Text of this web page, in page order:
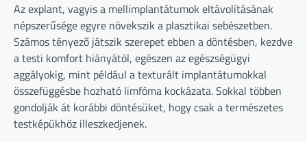
Az explant, vagyis a mellimplantátumok eltávolításának
népszerűsége egyre növekszik a plasztikai sebészetben.
Számos tényező játszik szerepet ebben a döntésben, kezdve
a testi komfort hiányától, egészen az egészségügyi
aggályokig, mint például a texturált implantátumokkal
összefüggésbe hozható limfóma kockázata. Sokkal többen
gondolják át korábbi döntésüket, hogy csak a természetes
testképükhöz illeszkedjenek.